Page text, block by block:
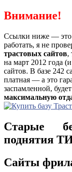
Внимание!
Ссылки ниже — это
работать, я не
трастовых сайтов,
на март 2012 года
сайтов. В базе 242
платная — а это
заспамленной,
максимальную
Старые
поднятия
Сайты